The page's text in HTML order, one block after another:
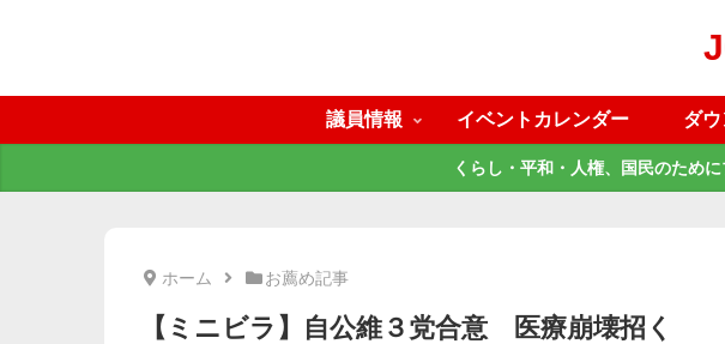
議員情報 イベントカレンダー ダ
くらし・平和・人権、国民のため
ホーム お薦め記事
【ミニビラ】自公維３党合意 医療崩壊招く